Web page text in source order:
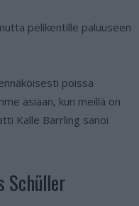
pelikentille paluuseen
poissa
asiaan, kun meillä on
Kalle Barrling sanoi
Schüller